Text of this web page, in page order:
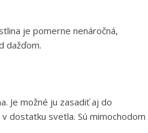
je pomerne nenáročná,
dažďom.
Je možné ju zasadiť aj do
dostatku svetla. Sú mimochodom